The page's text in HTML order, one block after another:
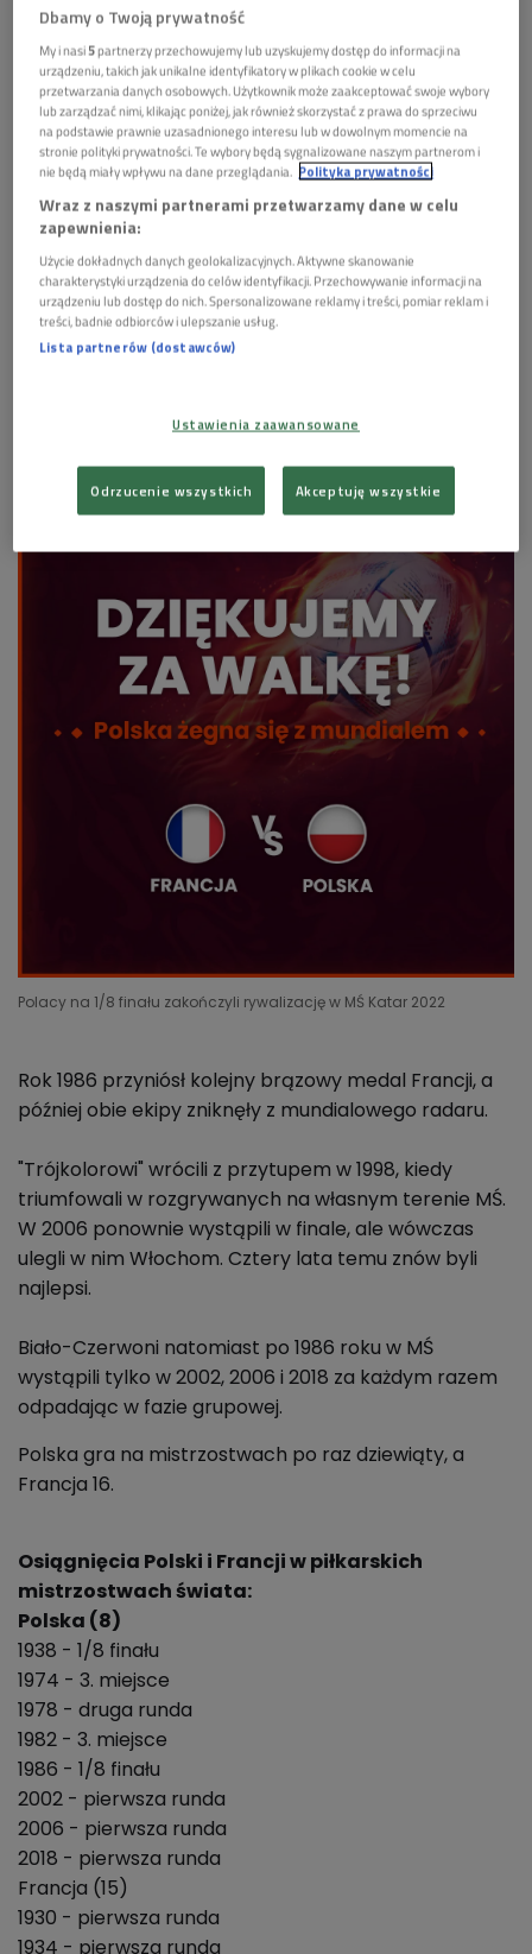
"Trójkolorowych", w tym triumfy na mundialach w
1998 i 2018 roku. W niedzielę drużyny te zmierzą się w
1/8 finał MŚ w Katarze.
Pierwsza na mundialu znaczący wynik osiągnęła
Francja, która w 1958 roku zajęła trzecie miejsce.
Kolejne dwie dekady były jednak w jej wykonaniu
słabe. W ich trakcie tylko dwa razy wystąpiła w MŚ i
w obu przypadkach odpadała w pierwszej rundzie.
Polska po drugiej wojnie światowej w MŚ wystąpiła
dopiero w 1974 roku i od razu zajęła trzecie miejsce.
Polacy na 1/8 finału zakończyli rywalizację w MŚ Katar 2022
Rok 1986 przyniósł kolejny brązowy medal Francji, a
później obie ekipy zniknęły z mundialowego radaru.
"Trójkolorowi" wrócili z przytupem w 1998, kiedy
triumfowali w rozgrywanych na własnym terenie MŚ.
W 2006 ponownie wystąpili w finale, ale wówczas
ulegli w nim Włochom. Cztery lata temu znów byli
najlepsi.
Biało-Czerwoni natomiast po 1986 roku w MŚ
wystąpili tylko w 2002, 2006 i 2018 za każdym razem
odpadając w fazie grupowej.
Polska gra na mistrzostwach po raz dziewiąty, a
Francja 16.
Osiągnięcia Polski i Francji w piłkarskich
mistrzostwach świata:
Polska (8)
1938 - 1/8 finału
1974 - 3. miejsce
1978 - druga runda
1982 - 3. miejsce
1986 - 1/8 finału
2002 - pierwsza runda
2006 - pierwsza runda
2018 - pierwsza runda
Francja (15)
1930 - pierwsza runda
1934 - pierwsza runda
Dbamy o Twoją prywatność
My i nasi5partnerzy przechowujemy lub uzyskujemy dostęp do informacji na
urządzeniu, takich jak unikalne identyfikatory w plikach cookie w celu
przetwarzania danych osobowych. Użytkownik może zaakceptować swoje wybory
lub zarządzać nimi, klikając poniżej, jak również skorzystać z prawa do sprzeciwu
na podstawie prawnie uzasadnionego interesu lub w dowolnym momencie na
stronie polityki prywatności. Te wybory będą sygnalizowane naszym partnerom i
nie będą miały wpływu na dane przeglądania. Polityka prywatności
Wraz z naszymi partnerami przetwarzamy dane w celu
zapewnienia:
Użycie dokładnych danych geolokalizacyjnych. Aktywne skanowanie
charakterystyki urządzenia do celów identyfikacji. Przechowywanie informacji na
urządzeniu lub dostęp do nich. Spersonalizowane reklamy i treści, pomiar reklam i
treści, badnie odbiorców i ulepszanie usług.
Lista partnerów (dostawców)
Ustawienia zaawansowane
Odrzucenie wszystkich Akceptuję wszystkie